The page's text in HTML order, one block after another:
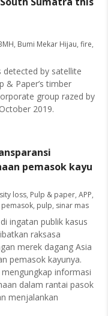
, Bumi Mekar Hijau, fire,
by satellite
& Paper’s timber
group razed by
2019.
pemasok kayu
loss, Pulp & paper, APP,
pemasok, pulp, sinar mas
ingatan publik kasus
raksasa
merek dagang Asia
pemasok kayunya.
informasi
dalam rantai pasok
menjalankan